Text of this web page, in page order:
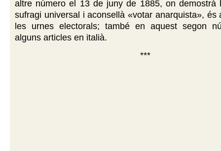
altre número el 13 de juny de 1885, on demostrà
sufragi universal i aconsellà «votar anarquista», és
les urnes electorals; també en aquest segon
alguns articles en italià.
***